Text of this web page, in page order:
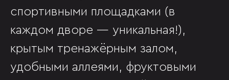
спортивными площадками (в
каждом дворе — уникальная!),
крытым тренажёрным залом,
удобными аллеями, фруктовыми